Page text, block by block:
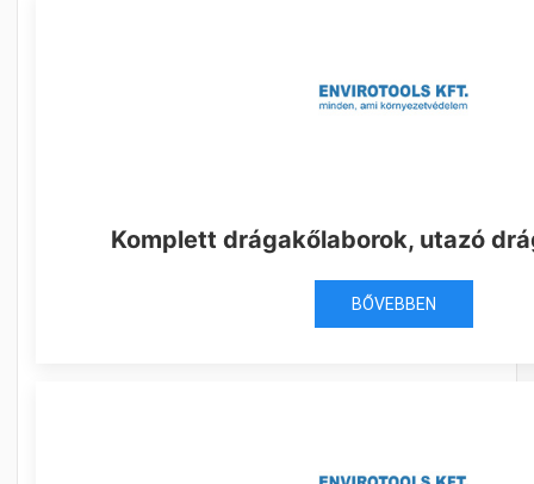
Komplett drágakőlaborok, utazó
BŐVEBBEN